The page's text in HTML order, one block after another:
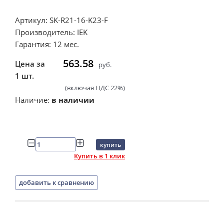
Артикул: SK-R21-16-K23-F
Производитель: IEK
Гарантия: 12 мес.
Цена за
1 шт.
563.58 руб.
(включая НДС 22%)
Наличие: в наличии
купить
Купить в 1 клик
добавить к сравнению